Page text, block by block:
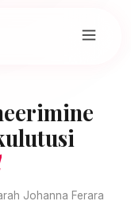
Johanna Ferara